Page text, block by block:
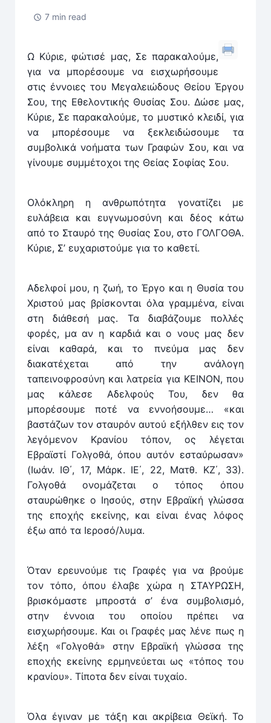
7 min read
Ω Κύριε, φώτισέ μας, Σε παρακαλούμε,
για να μπορέσουμε να εισχωρήσουμε
στις έννοιες του Μεγαλειώδους Θείου Έργου
Σου, της Εθελοντικής Θυσίας Σου. Δώσε μας,
Κύριε, Σε παρακαλούμε, το μυστικό κλειδί, για
να μπορέσουμε να ξεκλειδώσουμε τα
συμβολικά νοήματα των Γραφών Σου, και να
γίνουμε συμμέτοχοι της Θείας Σοφίας Σου.
Ολόκληρη η ανθρωπότητα γονατίζει με
ευλάβεια και ευγνωμοσύνη και δέος κάτω
από το Σταυρό της Θυσίας Σου, στο ΓΟΛΓΟΘΑ.
Κύριε, Σ’ ευχαριστούμε για το καθετί.
Αδελφοί μου, η ζωή, το Έργο και η Θυσία του
Χριστού μας βρίσκονται όλα γραμμένα, είναι
στη διάθεσή μας. Τα διαβάζουμε πολλές
φορές, μα αν η καρδιά και ο νους μας δεν
είναι καθαρά, και το πνεύμα μας δεν
διακατέχεται από την ανάλογη
ταπεινοφροσύνη και λατρεία για ΚΕΙΝΟΝ, που
μας κάλεσε Αδελφούς Του, δεν θα
μπορέσουμε ποτέ να εννοήσουμε… «και
βαστάζων τον σταυρόν αυτού εξήλθεν εις τον
λεγόμενον Κρανίου τόπον, ος λέγεται
Εβραϊστί Γολγοθά, όπου αυτόν εσταύρωσαν»
(Ιωάν. ΙΘ΄, 17, Μάρκ. ΙΕ΄, 22, Ματθ. ΚΖ΄, 33).
Γολγοθά ονομάζεται ο τόπος όπου
σταυρώθηκε ο Ιησούς, στην Εβραϊκή γλώσσα
της εποχής εκείνης, και είναι ένας λόφος
έξω από τα Ιεροσό/λυμα.
Όταν ερευνούμε τις Γραφές για να βρούμε
τον τόπο, όπου έλαβε χώρα η ΣΤΑΥΡΩΣΗ,
βρισκόμαστε μπροστά σ’ ένα συμβολισμό,
στην έννοια του οποίου πρέπει να
εισχωρήσουμε. Και οι Γραφές μας λένε πως η
λέξη «Γολγοθά» στην Εβραϊκή γλώσσα της
εποχής εκείνης ερμηνεύεται ως «τόπος του
κρανίου». Τίποτα δεν είναι τυχαίο.
Όλα έγιναν με τάξη και ακρίβεια Θεϊκή. Το